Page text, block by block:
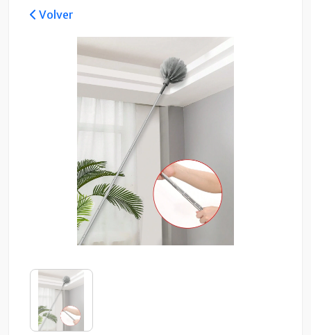
Volver